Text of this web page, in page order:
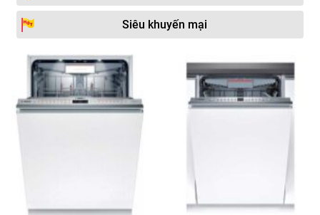
Siêu khuyến mại